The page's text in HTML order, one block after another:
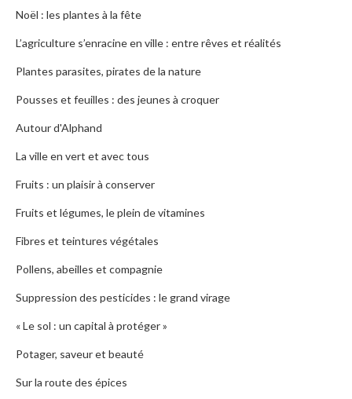
Noël : les plantes à la fête
L’agriculture s’enracine en ville : entre rêves et réalités
Plantes parasites, pirates de la nature
Pousses et feuilles : des jeunes à croquer
Autour d'Alphand
La ville en vert et avec tous
Fruits : un plaisir à conserver
Fruits et légumes, le plein de vitamines
Fibres et teintures végétales
Pollens, abeilles et compagnie
Suppression des pesticides : le grand virage
« Le sol : un capital à protéger »
Potager, saveur et beauté
Sur la route des épices